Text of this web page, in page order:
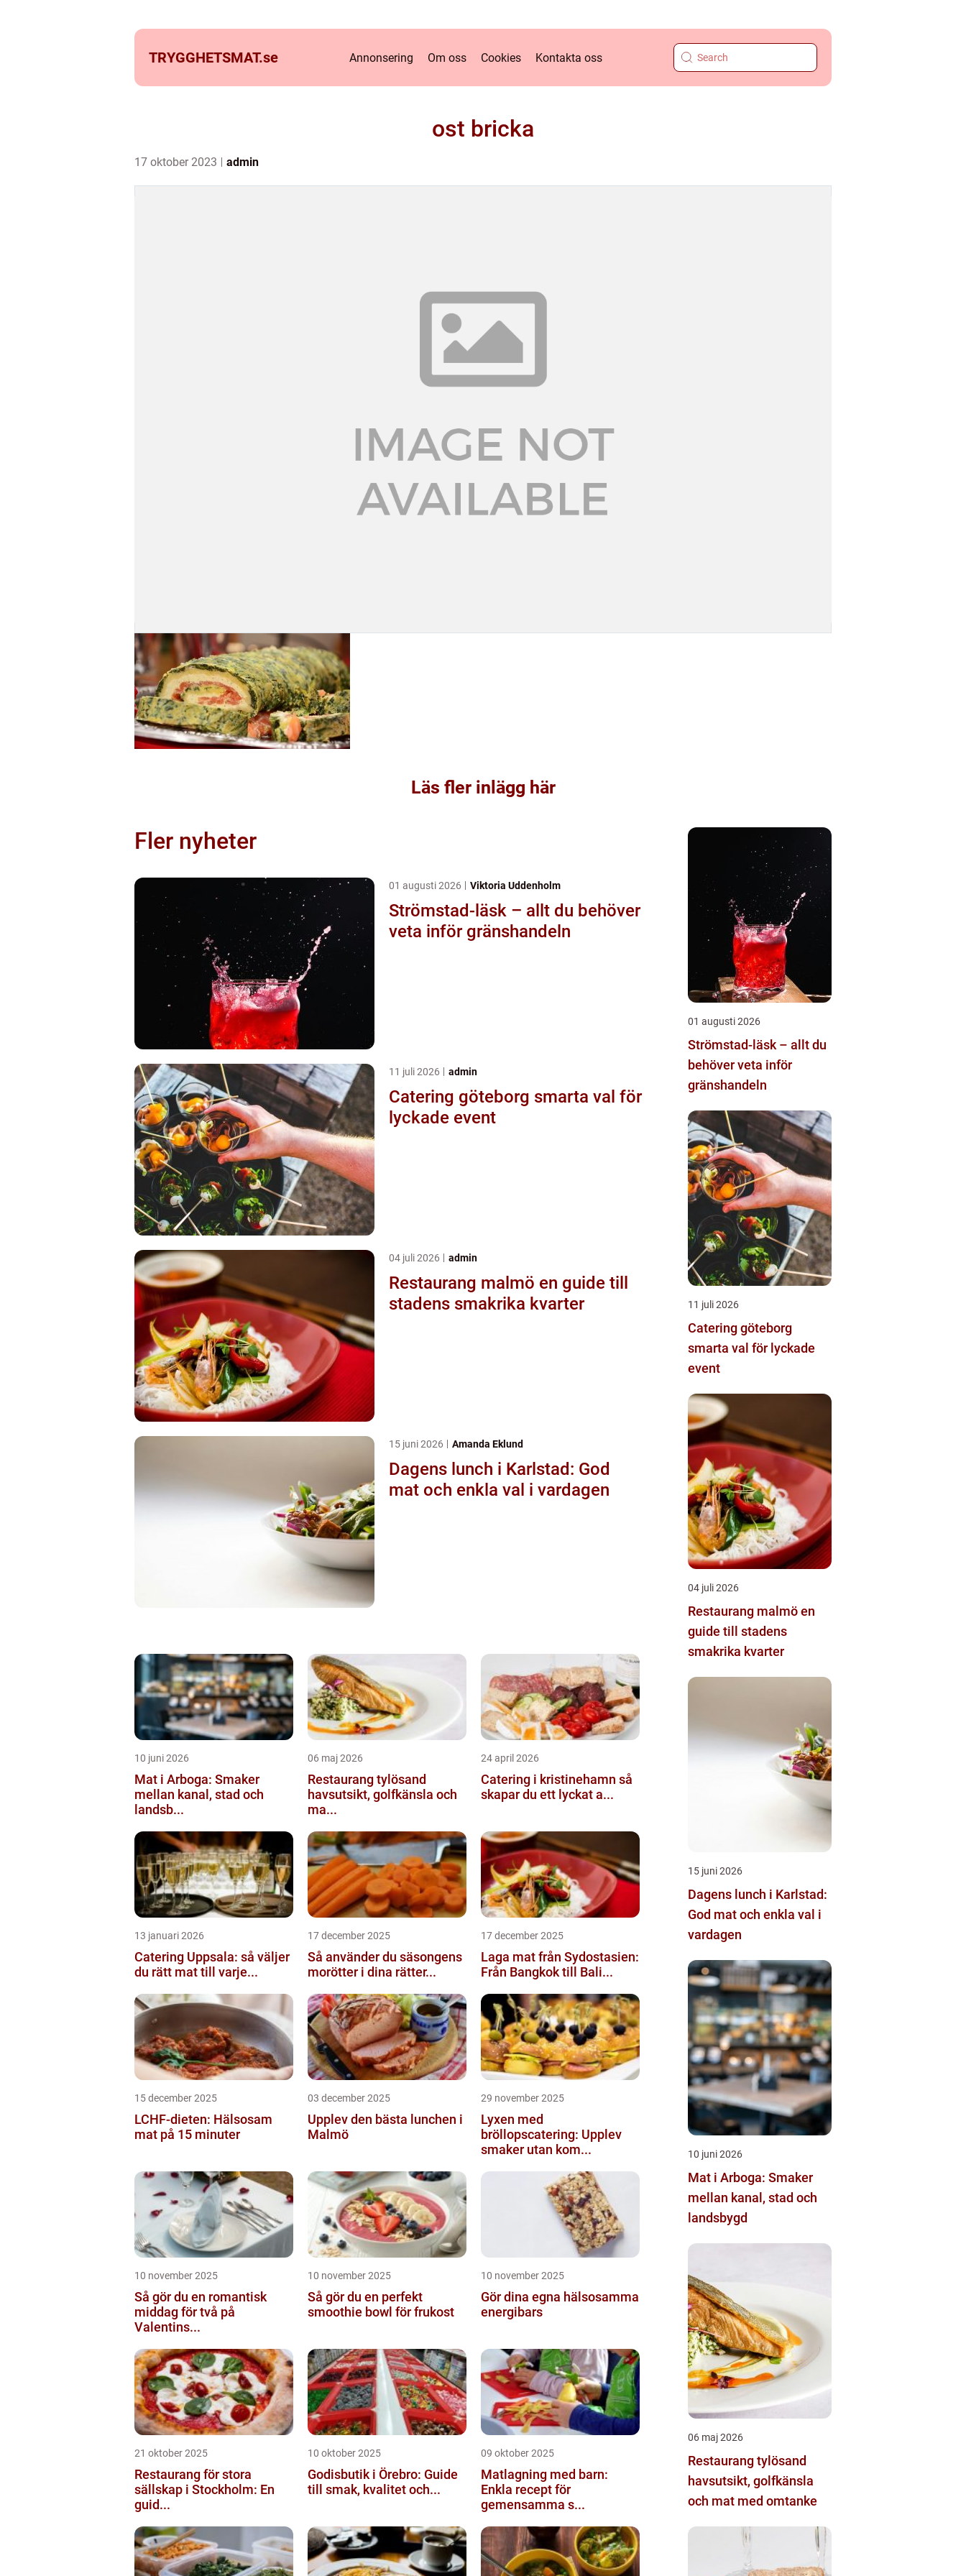
TRYGGHETSMAT.se Annonsering Om oss Cookies Kontakta oss
ost bricka
17 oktober 2023 admin
Läs fler inlägg här
Fler nyheter
01 augusti 2026 Viktoria Uddenholm
Strömstad-läsk – allt du behöver
veta inför gränshandeln
11 juli 2026 admin
Catering göteborg smarta val för
lyckade event
04 juli 2026 admin
Restaurang malmö en guide till
stadens smakrika kvarter
15 juni 2026 Amanda Eklund
Dagens lunch i Karlstad: God
mat och enkla val i vardagen
10 juni 2026
Mat i Arboga: Smaker
mellan kanal, stad och
landsb...
06 maj 2026
Restaurang tylösand
havsutsikt, golfkänsla och
ma...
24 april 2026
Catering i kristinehamn så
skapar du ett lyckat a...
13 januari 2026
Catering Uppsala: så väljer
du rätt mat till varje...
17 december 2025
Så använder du säsongens
morötter i dina rätter...
17 december 2025
Laga mat från Sydostasien:
Från Bangkok till Bali...
15 december 2025
LCHF-dieten: Hälsosam
mat på 15 minuter
03 december 2025
Upplev den bästa lunchen i
Malmö
29 november 2025
Lyxen med
bröllopscatering: Upplev
smaker utan kom...
10 november 2025
Så gör du en romantisk
middag för två på
Valentins...
10 november 2025
Så gör du en perfekt
smoothie bowl för frukost
10 november 2025
Gör dina egna hälsosamma
energibars
21 oktober 2025
Restaurang för stora
sällskap i Stockholm: En
guid...
10 oktober 2025
Godisbutik i Örebro: Guide
till smak, kvalitet och...
09 oktober 2025
Matlagning med barn:
Enkla recept för
gemensamma s...
01 augusti 2026
Strömstad-läsk – allt du
behöver veta inför
gränshandeln
11 juli 2026
Catering göteborg
smarta val för lyckade
event
04 juli 2026
Restaurang malmö en
guide till stadens
smakrika kvarter
15 juni 2026
Dagens lunch i Karlstad:
God mat och enkla val i
vardagen
10 juni 2026
Mat i Arboga: Smaker
mellan kanal, stad och
landsbygd
06 maj 2026
Restaurang tylösand
havsutsikt, golfkänsla
och mat med omtanke